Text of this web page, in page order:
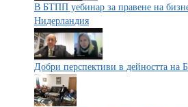
В БТПП уебинар за правене на
Нидерландия
Добри перспективи в дейността на